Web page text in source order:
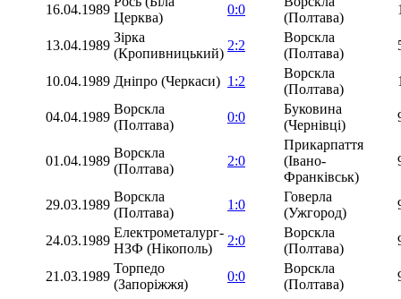
16.04.1989
Церква)
0:0
(Полтава)
13.04.1989
Зірка
(Кропивницький)
2:2
Ворскла
(Полтава)
10.04.1989 Дніпро (Черкаси) 1:2
Ворскла
(Полтава)
04.04.1989
Ворскла
(Полтава)
0:0
Буковина
(Чернівці)
01.04.1989
Ворскла
(Полтава)
2:0
Прикарпаття
(Івано-
Франківськ)
29.03.1989
Ворскла
(Полтава)
1:0
Говерла
(Ужгород)
24.03.1989
Електрометалург-
НЗФ (Нікополь)
2:0
Ворскла
(Полтава)
21.03.1989
Торпедо
(Запоріжжя)
0:0
Ворскла
(Полтава)